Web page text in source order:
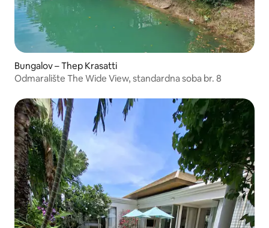
Bungalov – Thep Krasatti
Odmaralište The Wide View, standardna soba br. 8